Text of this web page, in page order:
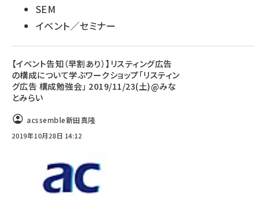
SEM
イベント／セミナー
【イベント告知（早割あり）】リスティング広告
の構成について学ぶワークショップ「リスティン
グ広告 構成勉強会」 2019/11/23(土)@みな
とみらい
acssemble新田真隆
2019年10月28日 14:12